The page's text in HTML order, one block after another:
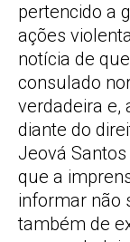
pertencido a
ações
notícia de
consulado
verdadeira e,
diante do
Jeová
que a
informar não
também de